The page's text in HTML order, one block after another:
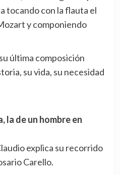
tocando con la flauta el
y componiendo
última composición
su vida, su necesidad
la de un hombre en
explica su recorrido
Carello.